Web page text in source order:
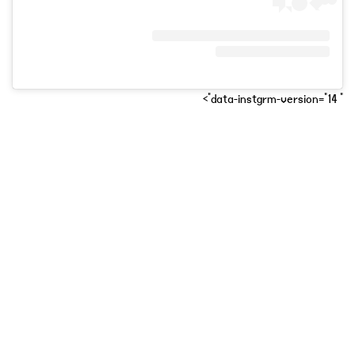
" data-instgrm-version="14">